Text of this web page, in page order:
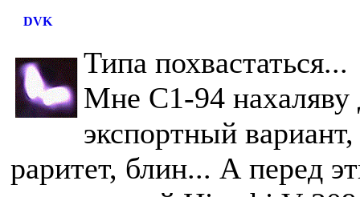
DVK
Типа похвастаться...
Мне C1-94 нахаляву
экспортный
раритет, блин... А перед